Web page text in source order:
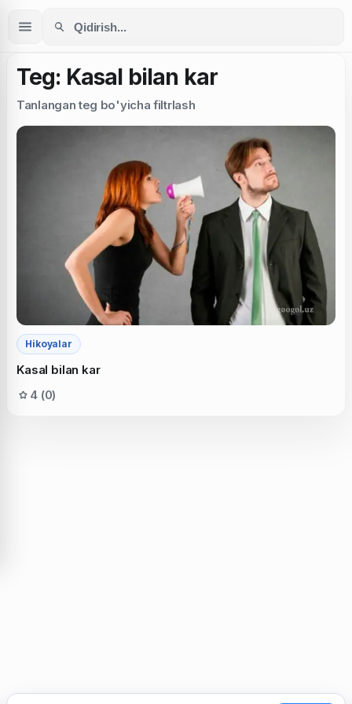
Teg: Kasal bilan kar
Tanlangan teg bo'yicha filtrlash
Hikoyalar
Kasal bilan kar
4 (0)